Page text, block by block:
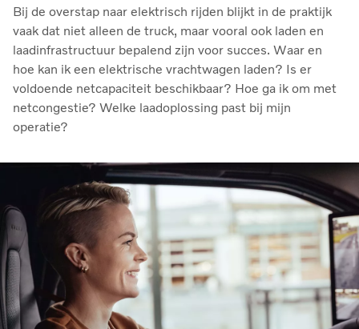
Bij de overstap naar elektrisch rijden blijkt in de praktijk
vaak dat niet alleen de truck, maar vooral ook laden en
laadinfrastructuur bepalend zijn voor succes. Waar en
hoe kan ik een elektrische vrachtwagen laden? Is er
voldoende netcapaciteit beschikbaar? Hoe ga ik om met
netcongestie? Welke laadoplossing past bij mijn
operatie?